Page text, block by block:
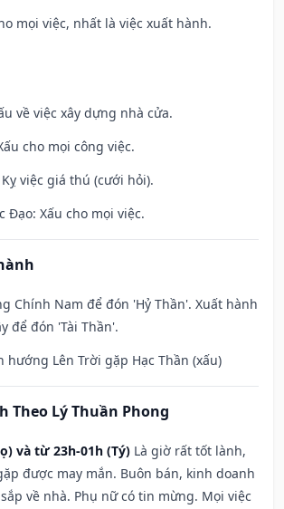
mọi việc, nhất là việc xuất hành.
về việc xây dựng nhà cửa.
cho mọi công việc.
việc giá thú (cưới hỏi).
Đạo: Xấu cho mọi việc.
Chính Nam để đón 'Hỷ Thần'. Xuất hành
để đón 'Tài Thần'.
hướng Lên Trời gặp Hạc Thần (xấu)
Theo Lý Thuần Phong
và từ 23h-01h (Tý) Là giờ rất tốt lành,
được may mắn. Buôn bán, kinh doanh
về nhà. Phụ nữ có tin mừng. Mọi việc